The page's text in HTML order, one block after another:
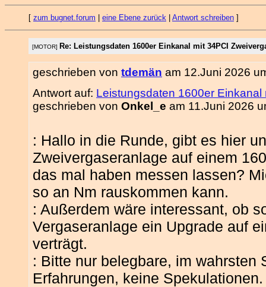
[ zum bugnet.forum eine Ebene zurück Antwort schreiben ]
[MOTOR] Re: Leistungsdaten 1600er Einkanal mit 34PCI
geschrieben von tdemän am 12.Juni 2026
Antwort auf: Leistungsdaten 1600er
geschrieben von Onkel_e am 11.Juni 2026
: Hallo in die Runde, gibt es hier
Zweivergaseranlage auf einem
das mal haben messen lassen?
so an Nm rauskommen kann.
: Außerdem wäre interessant, ob
Vergaseranlage ein Upgrade auf
verträgt.
: Bitte nur belegbare, im wahrsten
Erfahrungen, keine Spekulationen.